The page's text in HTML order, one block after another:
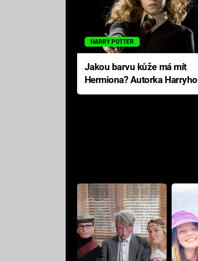
HARRY POTTER
Jakou barvu kůže má mít
Hermiona? Autorka Harryho
Pottera přišla s ráznou